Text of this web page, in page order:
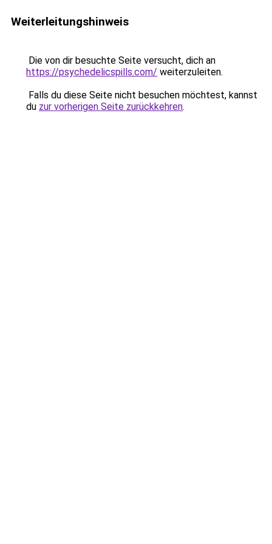
Weiterleitungshinweis
Die von dir besuchte Seite versucht, dich an
https://psychedelicspills.com/ weiterzuleiten.
Falls du diese Seite nicht besuchen möchtest, kannst
du zur vorherigen Seite zurückkehren.